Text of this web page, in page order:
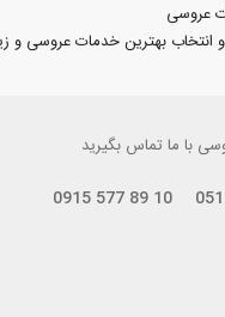
عروسی
بهترین خدمات عروسی و
با ما تماس بگیرید
0915 577 89 10